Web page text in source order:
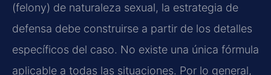
(felony) de naturaleza sexual, la estrategia de
defensa debe construirse a partir de los detalles
específicos del caso. No existe una única fórmula
aplicable a todas las situaciones. Por lo general,